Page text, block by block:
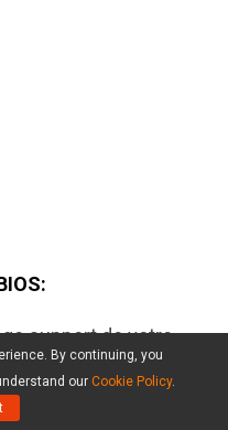
support de votre
votre modèle.
By continuing, you
our Cookie Policy.